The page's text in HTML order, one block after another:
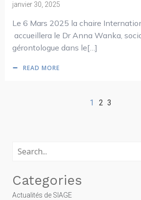
janvier 30, 2025
Le 6 Mars 2025 la chaire
accueillera le Dr Anna Wanka,
gérontologue dans le[…]
READ MORE
1 2 3
Categories
Actualités de SIAGE